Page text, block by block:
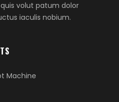
volut patum dolor
iaculis nobium.
Machine